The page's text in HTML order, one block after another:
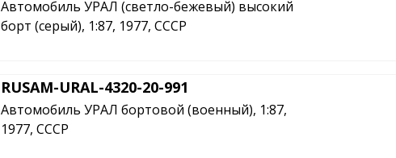
Автомобиль УРАЛ (светло-бежевый) высокий
борт (серый), 1:87, 1977, СССР
RUSAM-URAL-4320-20-991
Автомобиль УРАЛ бортовой (военный), 1:87,
1977, СССР